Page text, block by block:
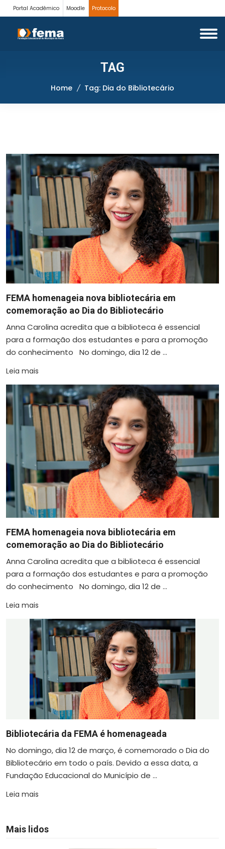
Portal Acadêmico Moodle Protocolo
TAG
Home Tag: Dia do Bibliotecário
FEMA homenageia nova bibliotecária em
comemoração ao Dia do Bibliotecário
Anna Carolina acredita que a biblioteca é essencial
para a formação dos estudantes e para a promoção
do conhecimento No domingo, dia 12 de ...
Leia mais
FEMA homenageia nova bibliotecária em
comemoração ao Dia do Bibliotecário
Anna Carolina acredita que a biblioteca é essencial
para a formação dos estudantes e para a promoção
do conhecimento No domingo, dia 12 de ...
Leia mais
Bibliotecária da FEMA é homenageada
No domingo, dia 12 de março, é comemorado o Dia do
Bibliotecário em todo o país. Devido a essa data, a
Fundação Educacional do Município de ...
Leia mais
Mais lidos